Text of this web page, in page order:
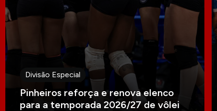
Divisão Especial
Pinheiros reforça e renova elenco
para a temporada 2026/27 de vôlei